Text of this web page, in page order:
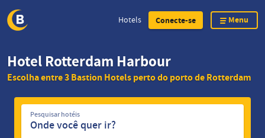
main
Hotels Conecte-se Menu
Hotel Rotterdam Harbour
Escolha entre 3 Bastion Hotels perto do porto de Rotterdam
Pesquisar
hotéisPesquisar hotéis